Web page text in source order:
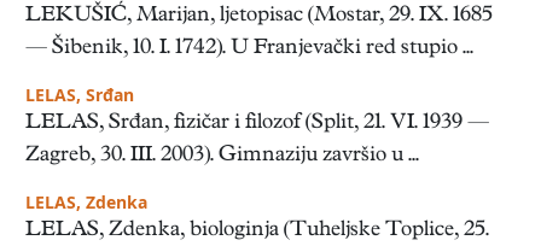
LEKUŠIĆ, Marijan, ljetopisac (Mostar, 29. IX. 1685
— Šibenik, 10. I. 1742). U Franjevački red stupio ...
LELAS, Srđan
LELAS, Srđan, fizičar i filozof (Split, 21. VI. 1939 —
Zagreb, 30. III. 2003). Gimnaziju završio u ...
LELAS, Zdenka
LELAS, Zdenka, biologinja (Tuheljske Toplice, 25.